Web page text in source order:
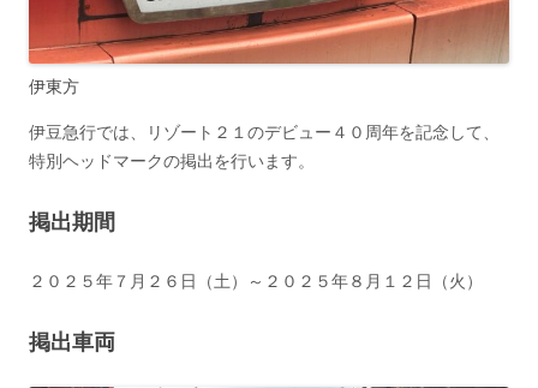
伊東方
伊豆急行では、リゾート２１のデビュー４０周年を記念して、
特別ヘッドマークの掲出を行います。
掲出期間
２０２５年７月２６日（土）～２０２５年８月１２日（火）
掲出車両